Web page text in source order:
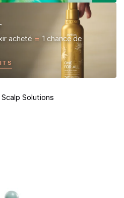
acheté = 1 chance de
Scalp Solutions